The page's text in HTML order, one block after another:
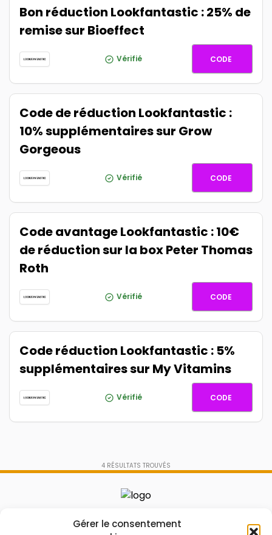
Gérer le consentement
Bon réduction Lookfantastic : 25% de
remise sur Bioeffect
Vérifié CODE
Code de réduction Lookfantastic :
10% supplémentaires sur Grow
Gorgeous
Vérifié GG10
CODE
Code avantage Lookfantastic : 10€
de réduction sur la box Peter Thomas
Roth
Vérifié CODE
Code réduction Lookfantastic : 5%
supplémentaires sur My Vitamins
Vérifié CODE
4 RÉSULTATS TROUVÉS
Le prix peut être réduit !